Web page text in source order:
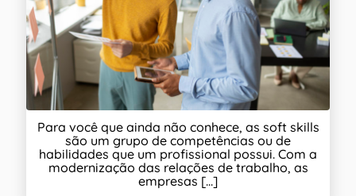
Para você que ainda não conhece, as soft skills
são um grupo de competências ou de
habilidades que um profissional possui. Com a
modernização das relações de trabalho, as
empresas [...]